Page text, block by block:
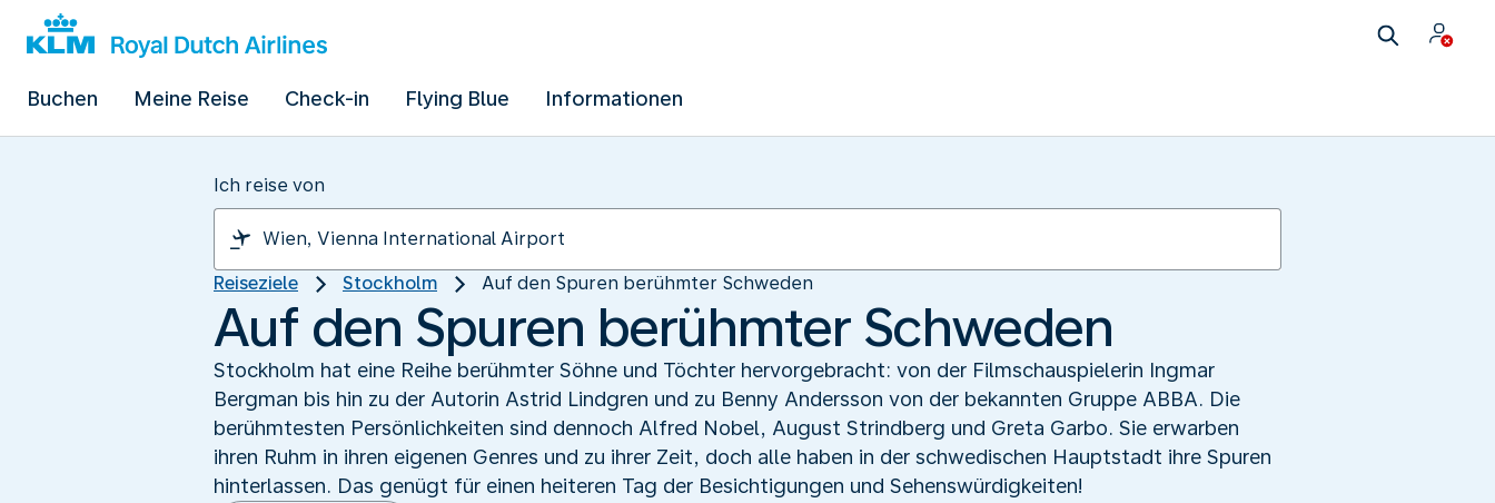
Buchen Meine Reise Check-in Flying Blue Informationen
Ich reise von
Reiseziele Stockholm Auf den Spuren berühmter Schweden
Auf den Spuren berühmter Schweden
Stockholm hat eine Reihe berühmter Söhne und Töchter hervorgebracht: von der Filmschauspielerin Ingmar
Bergman bis hin zu der Autorin Astrid Lindgren und zu Benny Andersson von der bekannten Gruppe ABBA. Die
berühmtesten Persönlichkeiten sind dennoch Alfred Nobel, August Strindberg und Greta Garbo. Sie erwarben
ihren Ruhm in ihren eigenen Genres und zu ihrer Zeit, doch alle haben in der schwedischen Hauptstadt ihre Spuren
hinterlassen. Das genügt für einen heiteren Tag der Besichtigungen und Sehenswürdigkeiten!